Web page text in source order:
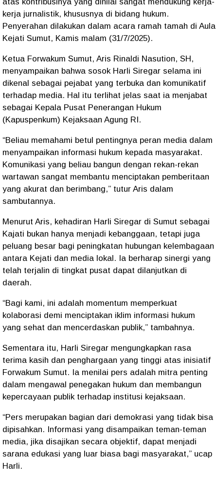
kerja jurnalistik, khususnya di bidang hukum.
Penyerahan dilakukan dalam acara ramah tamah di Aula
Kejati Sumut, Kamis malam (31/7/2025).
Ketua Forwakum Sumut, Aris Rinaldi Nasution, SH,
menyampaikan bahwa sosok Harli Siregar selama ini
dikenal sebagai pejabat yang terbuka dan komunikatif
terhadap media. Hal itu terlihat jelas saat ia menjabat
sebagai Kepala Pusat Penerangan Hukum
(Kapuspenkum) Kejaksaan Agung RI.
“Beliau memahami betul pentingnya peran media dalam
menyampaikan informasi hukum kepada masyarakat.
Komunikasi yang beliau bangun dengan rekan-rekan
wartawan sangat membantu menciptakan pemberitaan
yang akurat dan berimbang,” tutur Aris dalam
sambutannya.
Menurut Aris, kehadiran Harli Siregar di Sumut sebagai
Kajati bukan hanya menjadi kebanggaan, tetapi juga
peluang besar bagi peningkatan hubungan kelembagaan
antara Kejati dan media lokal. Ia berharap sinergi yang
telah terjalin di tingkat pusat dapat dilanjutkan di
daerah.
“Bagi kami, ini adalah momentum memperkuat
kolaborasi demi menciptakan iklim informasi hukum
yang sehat dan mencerdaskan publik,” tambahnya.
Sementara itu, Harli Siregar mengungkapkan rasa
terima kasih dan penghargaan yang tinggi atas inisiatif
Forwakum Sumut. Ia menilai pers adalah mitra penting
dalam mengawal penegakan hukum dan membangun
kepercayaan publik terhadap institusi kejaksaan.
“Pers merupakan bagian dari demokrasi yang tidak bisa
dipisahkan. Informasi yang disampaikan teman-teman
media, jika disajikan secara objektif, dapat menjadi
sarana edukasi yang luar biasa bagi masyarakat,” ucap
Harli.